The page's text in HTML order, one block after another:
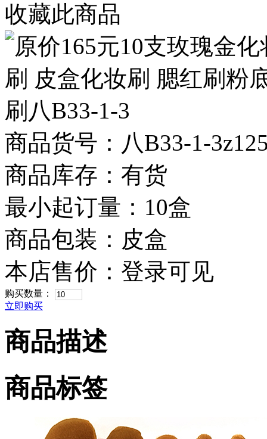
收藏此商品
商品货号：八B33-1-
商品库存：有货
最小起订量：10盒
商品包装：皮盒
本店售价： 登录可见
购买数量：
立即购买
商品描述
商品标签